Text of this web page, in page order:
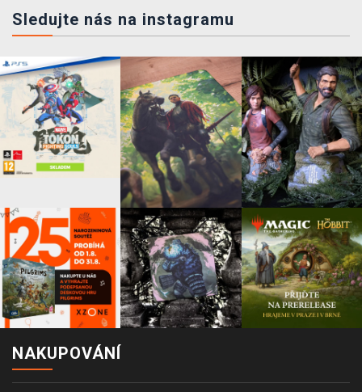
Sledujte nás na instagramu
NAKUPOVÁNÍ